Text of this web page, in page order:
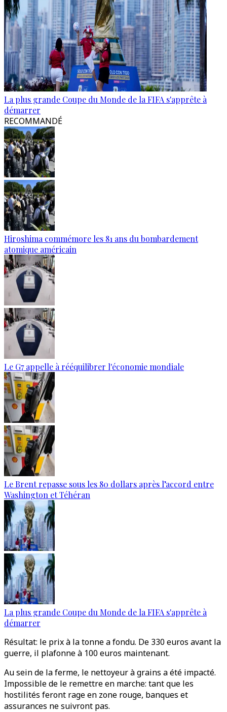
La plus grande Coupe du Monde de la FIFA s'apprête à
démarrer
RECOMMANDÉ
Hiroshima commémore les 81 ans du bombardement
atomique américain
Le G7 appelle à rééquilibrer l'économie mondiale
Le Brent repasse sous les 80 dollars après l’accord entre
Washington et Téhéran
La plus grande Coupe du Monde de la FIFA s'apprête à
démarrer
Résultat: le prix à la tonne a fondu. De 330 euros avant la
guerre, il plafonne à 100 euros maintenant.
Au sein de la ferme, le nettoyeur à grains a été impacté.
Impossible de le remettre en marche: tant que les
hostilités feront rage en zone rouge, banques et
assurances ne suivront pas.